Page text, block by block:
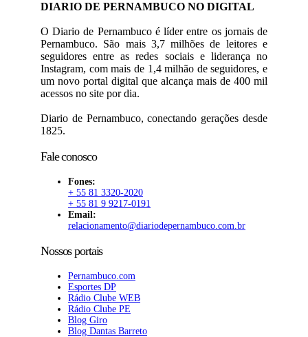
DIARIO DE PERNAMBUCO NO DIGITAL
O Diario de Pernambuco é líder entre os jornais de
Pernambuco. São mais 3,7 milhões de leitores e
seguidores entre as redes sociais e liderança no
Instagram, com mais de 1,4 milhão de seguidores, e
um novo portal digital que alcança mais de 400 mil
acessos no site por dia.
Diario de Pernambuco, conectando gerações desde
1825.
Fale conosco
Fones:
+ 55 81 3320-2020
+ 55 81 9 9217-0191
Email:
relacionamento@diariodepernambuco.com.br
Nossos portais
Pernambuco.com
Esportes DP
Rádio Clube WEB
Rádio Clube PE
Blog Giro
Blog Dantas Barreto